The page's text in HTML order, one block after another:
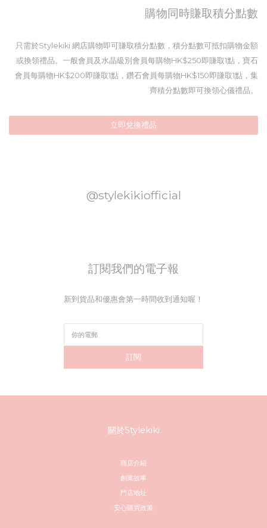
購物同時賺取積分點數
只需於Stylekiki 網店購物即可賺取積分點數，積分點數可抵扣購物金額
或換領禮品。一般會員及水晶級別會員每購物HK$250即賺取1點，寶石
會員每購物HK$200即賺取1點，鑽石會員每購物HK$150即賺取1點，集
齊積分點數即可換領心儀禮品。
立即兌換禮品
@stylekikiofficial
訂閱我們的電子報
新到貨品和優惠會第一時間收到通知喔！
訂閱
關於Stylekiki
商店介紹
創業故事
門店地址
安心購買政策